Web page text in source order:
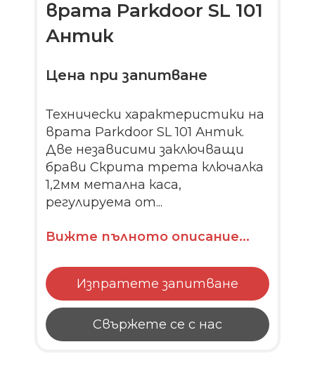
врата Parkdoor SL 101
Антик
Цена при запитване
Технически характеристики на
врата Parkdoor SL 101 Антик.
Две независими заключващи
брави Скрита трета ключалка
1,2мм метална каса,
регулируема от...
Вижте пълното описание...
Изпратете запитване
Свържете се с нас